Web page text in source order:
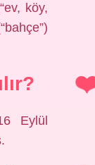
köy,
Eylül